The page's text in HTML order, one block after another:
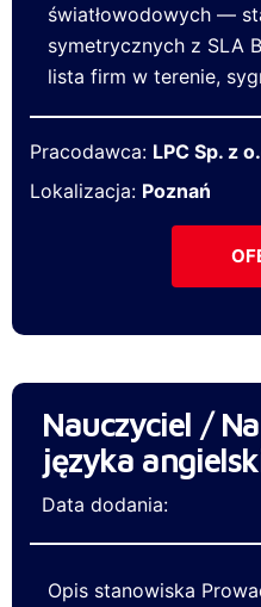
światłowodowych —
symetrycznych z SLA
lista firm w terenie,
Pracodawca: LPC Sp. z
Lokalizacja: Poznań
Nauczyciel /
języka
Data dodania:
Opis stanowiska